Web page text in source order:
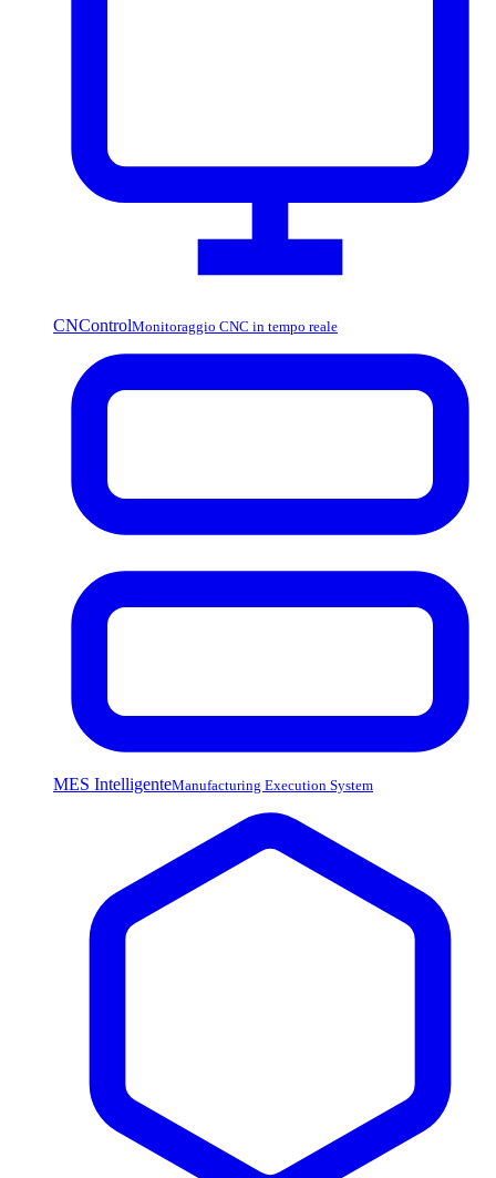
CNControlMonitoraggio CNC in tempo reale
MES IntelligenteManufacturing Execution System